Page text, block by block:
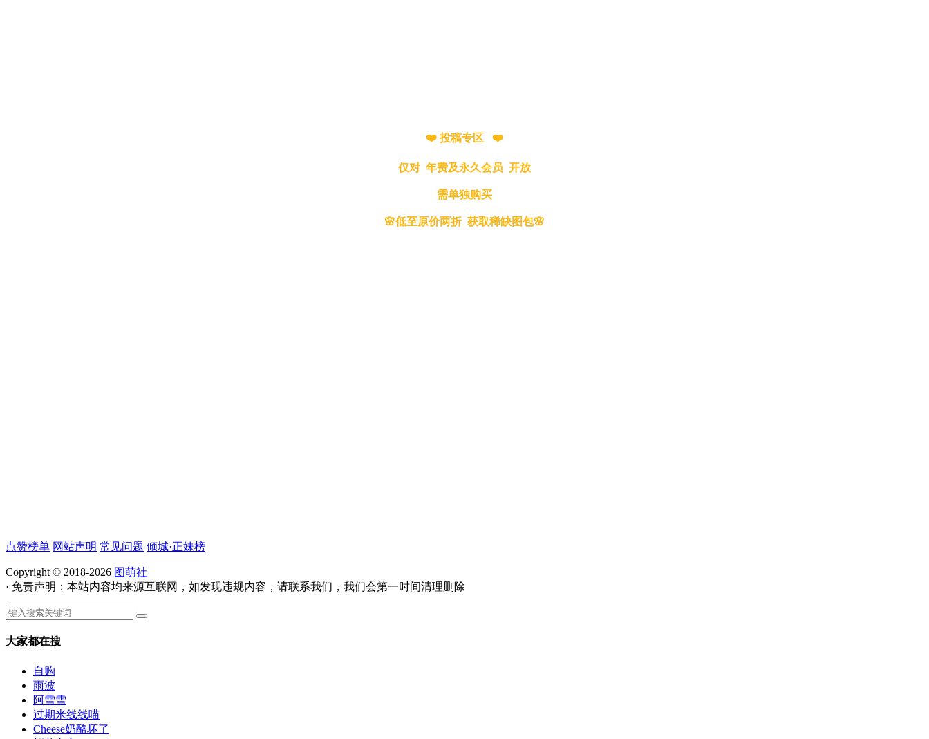
❤️ 投稿专区 ❤️
仅对 年费及永久会员 开放
需单独购买
🌸低至原价两折 获取稀缺图包🌸
点赞榜单 网站声明 常见问题 倾城·正妹榜
Copyright © 2018-2026 图萌社
· 免责声明：本站内容均来源互联网，如发现违规内容，请联系我们，我们会第一时间清理删除
大家都在搜
自购
雨波
阿雪雪
过期米线线喵
Cheese奶酪坏了